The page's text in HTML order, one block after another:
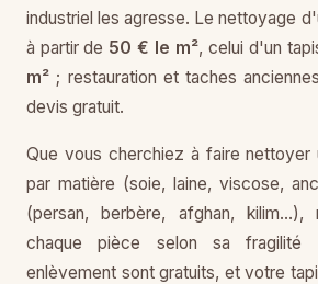
industriel les agresse. Le nettoyage
à partir de 50 € le m², celui d'un
m² ; restauration et taches anciennes sont chiffrées sur
devis gratuit.
Que vous cherchiez à faire nettoyer
par matière (soie, laine, viscose, ancien) ou par
(persan, berbère, afghan, kilim…),
chaque pièce selon sa fragilité propre.
enlèvement sont gratuits, et votre